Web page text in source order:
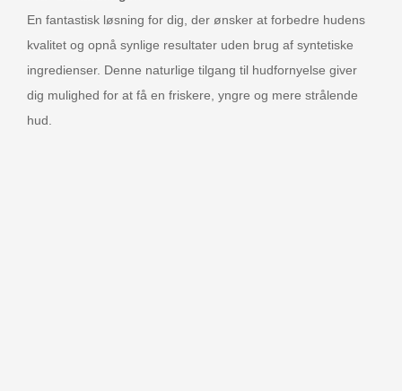
En fantastisk løsning for dig, der ønsker at forbedre hudens
kvalitet og opnå synlige resultater uden brug af syntetiske
ingredienser. Denne naturlige tilgang til hudfornyelse giver
dig mulighed for at få en friskere, yngre og mere strålende
hud.